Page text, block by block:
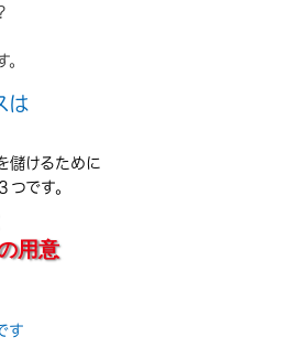
は
儲けるために
です。
用意
す